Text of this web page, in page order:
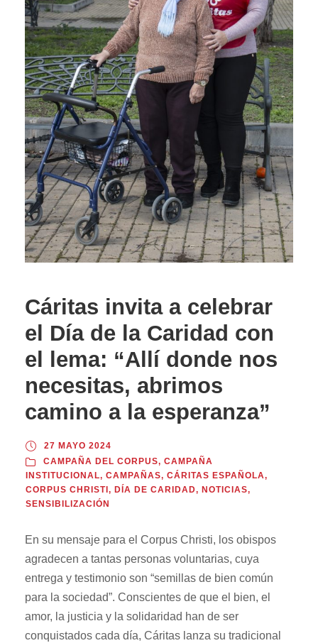
Cáritas invita a celebrar
el Día de la Caridad con
el lema: “Allí donde nos
necesitas, abrimos
camino a la esperanza”
27 MAYO 2024
CAMPAÑA DEL CORPUS, CAMPAÑA
INSTITUCIONAL, CAMPAÑAS, CÁRITAS ESPAÑOLA,
CORPUS CHRISTI , DÍA DE CARIDAD, NOTICIAS,
SENSIBILIZACIÓN
En su mensaje para el Corpus Christi, los obispos
agradecen a tantas personas voluntarias, cuya
entrega y testimonio son “semillas de bien común
para la sociedad”. Conscientes de que el bien, el
amor, la justicia y la solidaridad han de ser
conquistados cada día, Cáritas lanza su tradicional